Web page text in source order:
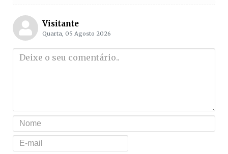
Visitante
Quarta, 05 Agosto 2026